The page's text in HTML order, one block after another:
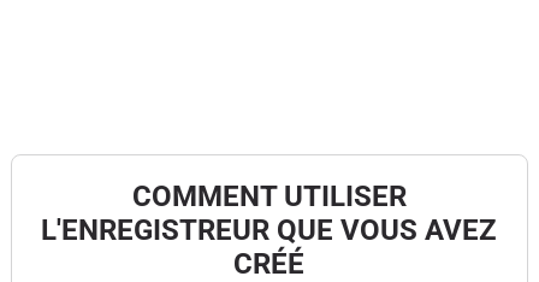
COMMENT UTILISER
L'ENREGISTREUR QUE VOUS AVEZ
CRÉÉ